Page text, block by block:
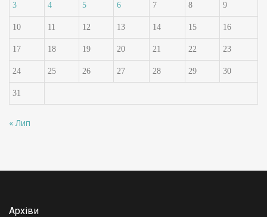
3 4 5 6 7 8 9
10 11 12 13 14 15 16
17 18 19 20 21 22 23
24 25 26 27 28 29 30
31
« Лип
Архіви